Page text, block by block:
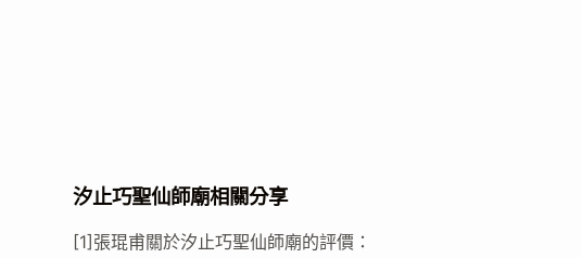
汐止巧聖仙師廟相關分享
[1]張琨甫關於汐止巧聖仙師廟的評價：